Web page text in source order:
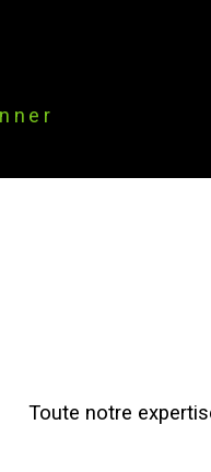
Toute notre